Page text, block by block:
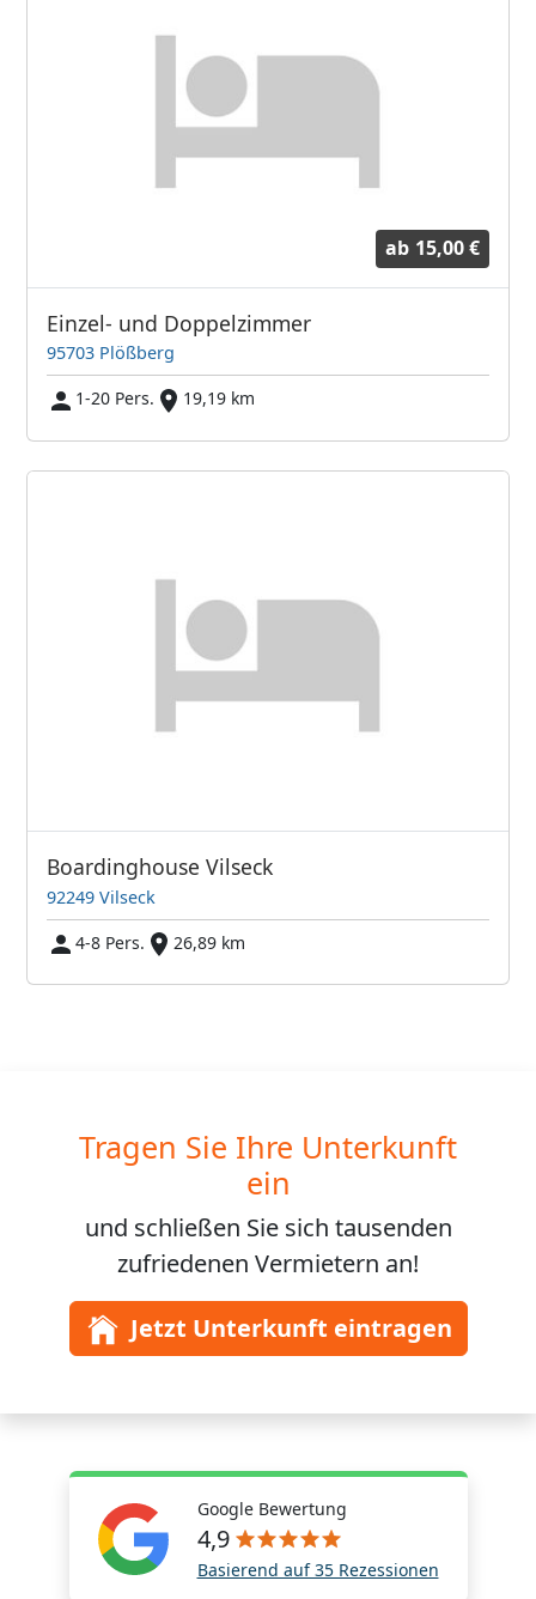
ab 15,00 €
Einzel- und Doppelzimmer
95703 Plößberg
1-20 Pers.
19,19 km
Boardinghouse Vilseck
92249 Vilseck
4-8 Pers.
26,89 km
Tragen Sie Ihre Unterkunft
ein
und schließen Sie sich tausenden
zufriedenen Vermietern an!
Jetzt Unterkunft eintragen
Google Bewertung
4,9
Basierend auf 35 Rezessionen